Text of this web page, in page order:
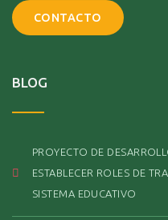
CONTACTO
BLOG
PROYECTO DE
ESTABLECER ROLES DE
SISTEMA EDUCATIVO